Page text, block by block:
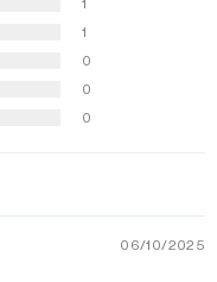
1
1
0
0
0
06/10/2025